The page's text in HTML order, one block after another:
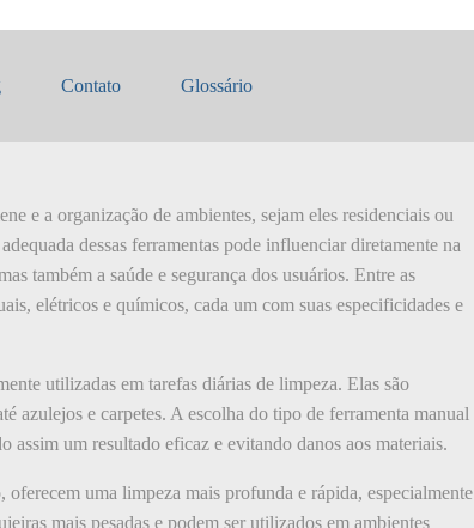
Contato Glossário
e a organização de ambientes, sejam eles residenciais ou
dessas ferramentas pode influenciar diretamente na
também a saúde e segurança dos usuários. Entre as
elétricos e químicos, cada um com suas especificidades e
utilizadas em tarefas diárias de limpeza. Elas são
azulejos e carpetes. A escolha do tipo de ferramenta manual
um resultado eficaz e evitando danos aos materiais.
uma limpeza mais profunda e rápida, especialmente
mais pesadas e podem ser utilizados em ambientes